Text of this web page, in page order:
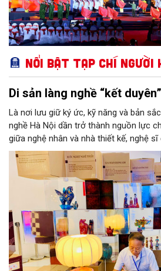
Nổi bật Tạp chí Người
Di sản làng nghề “kết
Là nơi lưu giữ ký ức, kỹ năng và bản
nghề Hà Nội dần trở thành nguồn lực
giữa nghệ nhân và nhà thiết kế, nghệ
năng phát triển mới cho thủ công
sản. Từ những cuộc “kết duyên” đầy
khơi thông mạch ngầm của hệ sinh
thành động lực bền vững cho tương lai.